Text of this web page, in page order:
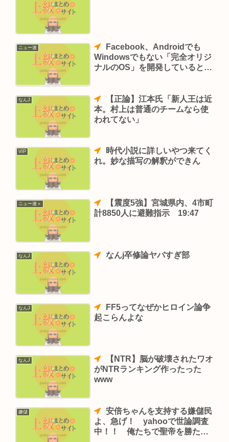
ニュー速
Windowsでもない「完全オリジ
ナルのOS」を開発していると発
なんJ
本。村上は普通のチームなら使
われてない」
VIP
れ。妙な描写の解釈ができん
ニュー速＋
計8850人に避難指示 19:47
なんJ なんj卒修論ヤバすぎ部
なんJ
起こらんよな
なんJ
がNTRランキング作ったった
www
嫌儲
安倍ちゃんを支持する嫌儲民
よ、急げ！ yahooで世論調査
中！！ 俺たちで聖帝を勝たせ